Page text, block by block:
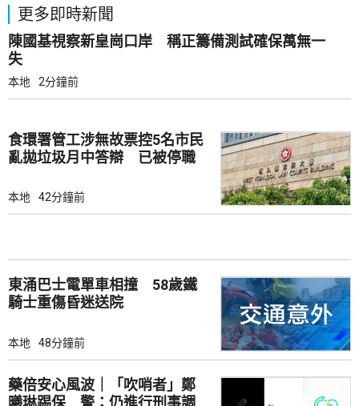
更多即時新聞
陳國基視察新皇崗口岸 稱正籌備測試確保萬無一
失
本地 2分鐘前
食環署管工涉無故票控5名市民
亂拋垃圾月中答辯 已被停職
本地 42分鐘前
東涌巴士電單車相撞 58歲鐵
騎士重傷昏迷送院
本地 48分鐘前
藥倍安心風波｜「吹哨者」鄭
曦琳踢保 警：仍進行刑事調